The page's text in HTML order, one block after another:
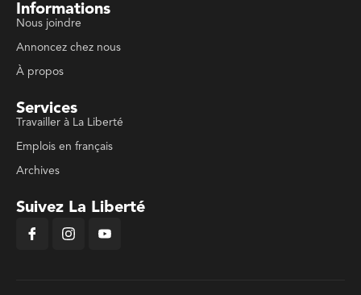
Informations
Nous joindre
Annoncez chez nous
À propos
Services
Travailler à La Liberté
Emplois en français
Archives
Suivez La Liberté